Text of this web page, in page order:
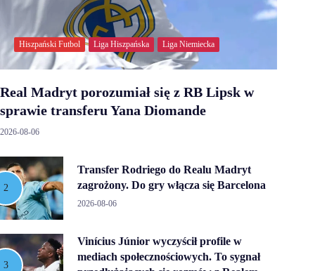
Hiszpański Futbol Liga Hiszpańska Liga Niemiecka
Real Madryt porozumiał się z RB Lipsk w
sprawie transferu Yana Diomande
2026-08-06
Transfer Rodriego do Realu Madryt
zagrożony. Do gry włącza się Barcelona
2026-08-06
Vinícius Júnior wyczyścił profile w
mediach społecznościowych. To sygnał